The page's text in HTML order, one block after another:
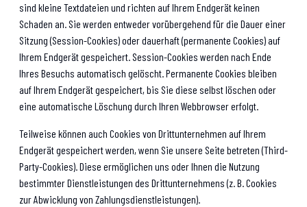
sind kleine Textdateien und richten auf Ihrem Endgerät keinen
Schaden an. Sie werden entweder vorübergehend für die Dauer einer
Sitzung (Session-Cookies) oder dauerhaft (permanente Cookies) auf
Ihrem Endgerät gespeichert. Session-Cookies werden nach Ende
Ihres Besuchs automatisch gelöscht. Permanente Cookies bleiben
auf Ihrem Endgerät gespeichert, bis Sie diese selbst löschen oder
eine automatische Löschung durch Ihren Webbrowser erfolgt.
Teilweise können auch Cookies von Drittunternehmen auf Ihrem
Endgerät gespeichert werden, wenn Sie unsere Seite betreten (Third-
Party-Cookies). Diese ermöglichen uns oder Ihnen die Nutzung
bestimmter Dienstleistungen des Drittunternehmens (z. B. Cookies
zur Abwicklung von Zahlungsdienstleistungen).